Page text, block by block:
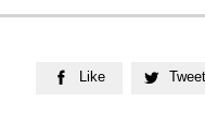
 Like  Tweet